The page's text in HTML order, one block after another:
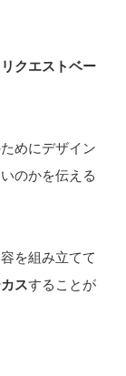
クエストベー
めにデザイン
のかを伝える
を組み立てて
スすることが